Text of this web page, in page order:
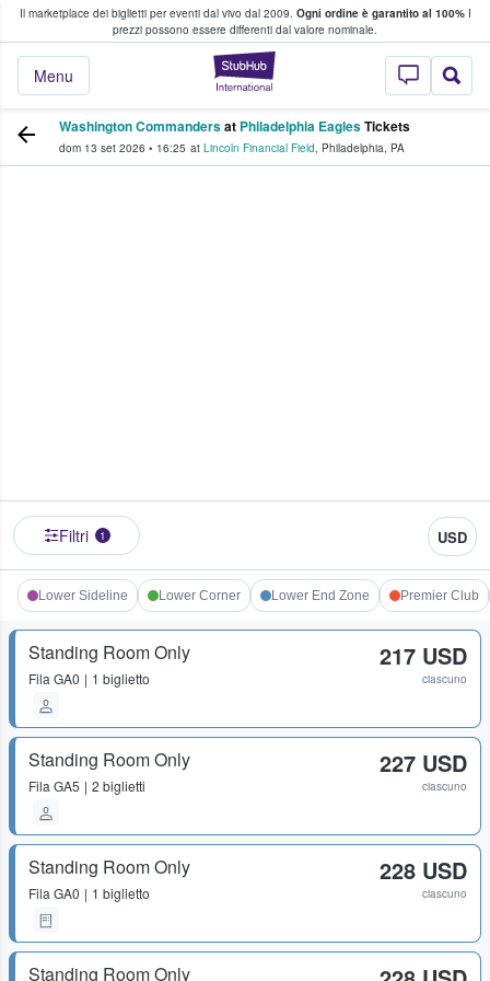
Il marketplace dei biglietti per eventi dal vivo dal 2009. Ogni ordine è garantito al 100%I
prezzi possono essere differenti dal valore nominale.
StubHub - Dove
Menu
fan comprano e vendono biglietti
Washington Commandersat Philadelphia EaglesTickets
dom 13 set 2026 • 16:25 at Lincoln Financial Field, Philadelphia, PA
Filtri 1 USD
Lower Sideline Lower Corner Lower End Zone Premier Club
Standing Room Only
Fila GA0 1 biglietto
217 USD
ciascuno
Standing Room Only
Fila GA5 2 biglietti
227 USD
ciascuno
Standing Room Only
Fila GA0 1 biglietto
228 USD
ciascuno
Standing Room Only